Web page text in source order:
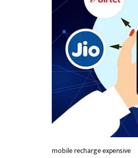
mobile recharge expensive